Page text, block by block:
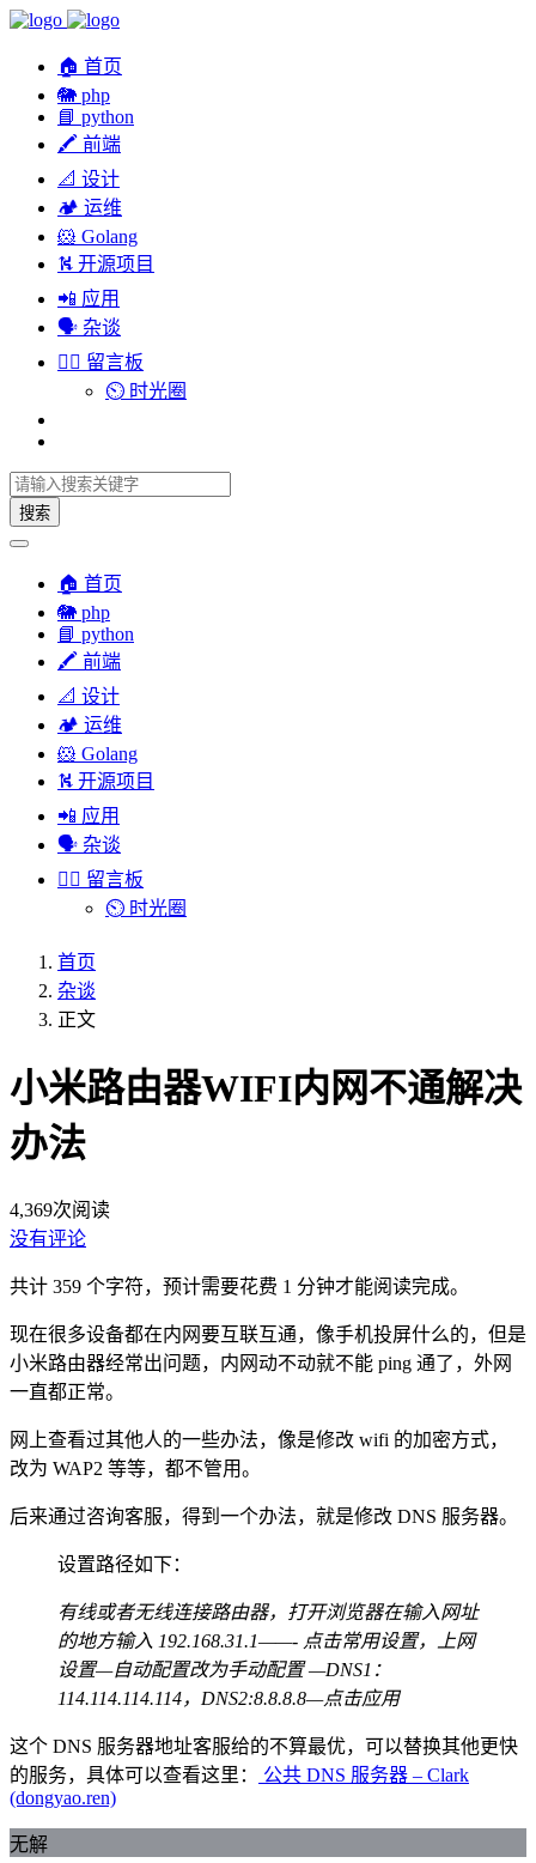
🏠 首页
🐘 php
📘 python
🖍 前端
📐 设计
🏕︎ 运维
🐹 Golang
⛕ 开源项目
📲 应用
🗣︎ 杂谈
✍🏻 留言板
⏲️ 时光圈
搜索
🏠 首页
🐘 php
📘 python
🖍 前端
📐 设计
🏕︎ 运维
🐹 Golang
⛕ 开源项目
📲 应用
🗣︎ 杂谈
✍🏻 留言板
⏲️ 时光圈
首页
杂谈
正文
小米路由器WIFI内网不通解决
办法
4,369次阅读
没有评论
共计 359 个字符，预计需要花费 1 分钟才能阅读完成。
现在很多设备都在内网要互联互通，像手机投屏什么的，但是
小米路由器经常出问题，内网动不动就不能 ping 通了，外网
一直都正常。
网上查看过其他人的一些办法，像是修改 wifi 的加密方式，
改为 WAP2 等等，都不管用。
后来通过咨询客服，得到一个办法，就是修改 DNS 服务器。
设置路径如下：
有线或者无线连接路由器，打开浏览器在输入网址
的地方输入 192.168.31.1——- 点击常用设置，上网
设置—自动配置改为手动配置 —DNS1：
114.114.114.114，DNS2:8.8.8.8—点击应用
这个 DNS 服务器地址客服给的不算最优，可以替换其他更快
的服务，具体可以查看这里：
公共 DNS 服务器 – Clark
(dongyao.ren)
无解